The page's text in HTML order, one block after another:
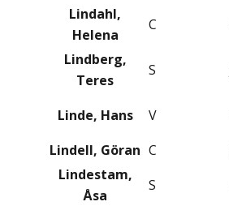
Lindahl,
Helena
C
Lindberg,
Teres
S
Linde, Hans V
Lindell, Göran C
Lindestam,
Åsa
S